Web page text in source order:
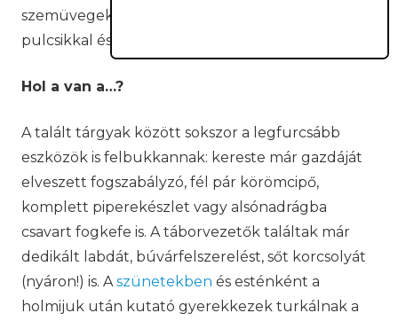
szemüvegekkel, basaballsapkákkkal, pólókkal,
pulcsikkal és törölközőkkel.
Hol a van a…?
A talált tárgyak között sokszor a legfurcsább
eszközök is felbukkannak: kereste már gazdáját
elveszett fogszabályzó, fél pár körömcipő,
komplett piperekészlet vagy alsónadrágba
csavart fogkefe is. A táborvezetők találtak már
dedikált labdát, búvárfelszerelést, sőt korcsolyát
(nyáron!) is. Aszünetekben és esténként a
holmijuk után kutató gyerekkezek turkálnak a